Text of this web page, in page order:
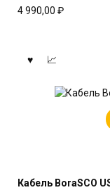
4 990,00 ₽
Кабель BoraSCO